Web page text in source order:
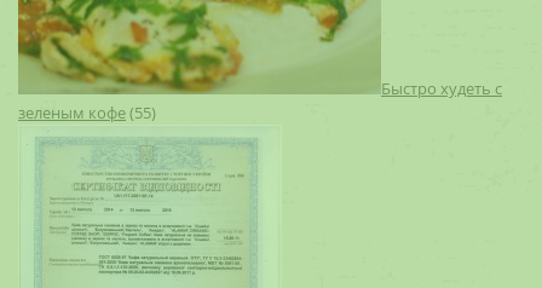
Быстро худеть с
зеленым кофе(55)